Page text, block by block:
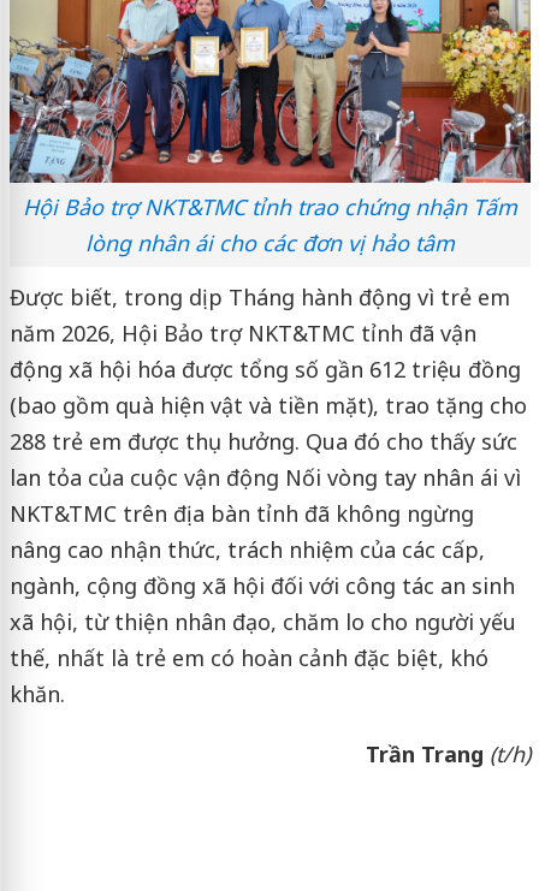
Hội Bảo trợ NKT&TMC tỉnh trao chứng nhận Tấm
lòng nhân ái cho các đơn vị hảo tâm
Được biết, trong dịp Tháng hành động vì trẻ em
năm 2026, Hội Bảo trợ NKT&TMC tỉnh đã vận
động xã hội hóa được tổng số gần 612 triệu đồng
(bao gồm quà hiện vật và tiền mặt), trao tặng cho
288 trẻ em được thụ hưởng. Qua đó cho thấy sức
lan tỏa của cuộc vận động Nối vòng tay nhân ái vì
NKT&TMC trên địa bàn tỉnh đã không ngừng
nâng cao nhận thức, trách nhiệm của các cấp,
ngành, cộng đồng xã hội đối với công tác an sinh
xã hội, từ thiện nhân đạo, chăm lo cho người yếu
thế, nhất là trẻ em có hoàn cảnh đặc biệt, khó
khăn.
Trần Trang (t/h)